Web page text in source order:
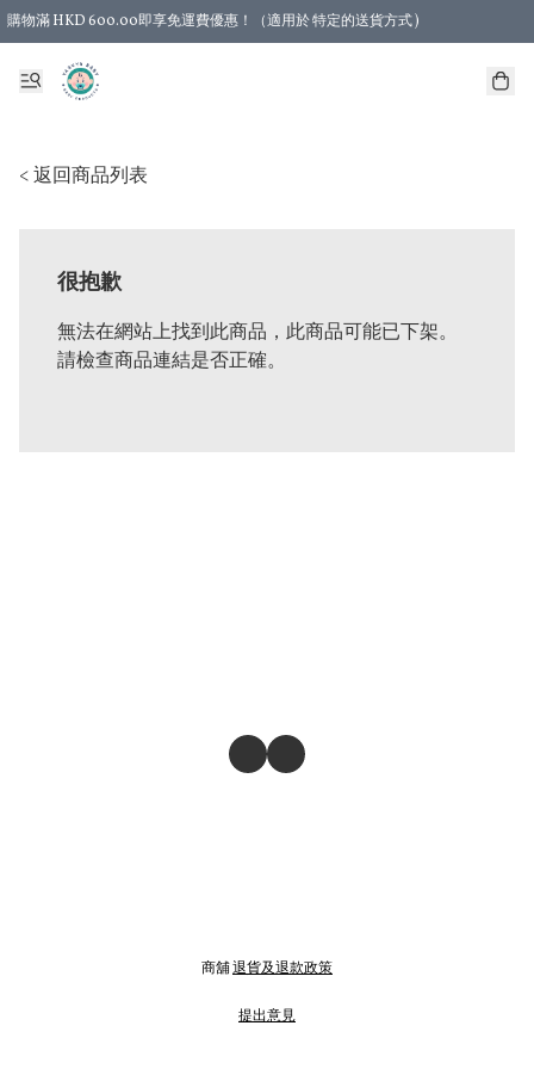
購物滿 HKD 600.00即享免運費優惠！（適用於 特定的送貨方式 )
< 返回商品列表
很抱歉
無法在網站上找到此商品，此商品可能已下架。
請檢查商品連結是否正確。
商舖退貨及退款政策
提出意見